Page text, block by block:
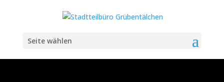
Seite wählen